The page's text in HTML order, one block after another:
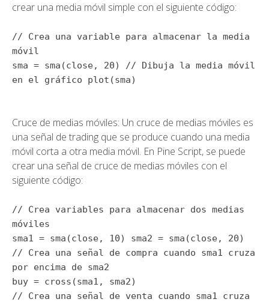
crear una media móvil simple con el siguiente código:
// Crea una variable para almacenar la media
móvil
sma = sma (close, 20) // Dibuja la media móvil
en el gráfico
plot (sma)
Cruce de medias móviles: Un cruce de medias móviles es
una señal de trading que se produce cuando una media
móvil corta a otra media móvil. En Pine Script, se puede
crear una señal de cruce de medias móviles con el
siguiente código:
// Crea variables para almacenar dos medias
móviles
sma1 = sma (close, 10) sma2 = sma (close, 20)
// Crea una señal de compra cuando sma1 cruza
por encima de sma2
buy = cross (sma1, sma2)
// Crea una señal de venta cuando sma1 cruza